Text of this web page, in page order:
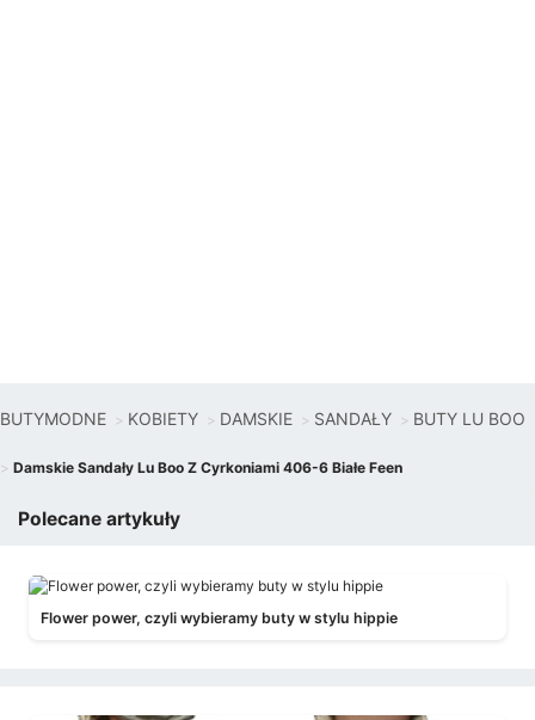
BUTYMODNE KOBIETY DAMSKIE SANDAŁY BUTY LU BOO
Damskie Sandały Lu Boo Z Cyrkoniami 406-6 Białe Feen
Polecane artykuły
Flower power, czyli wybieramy buty w stylu hippie